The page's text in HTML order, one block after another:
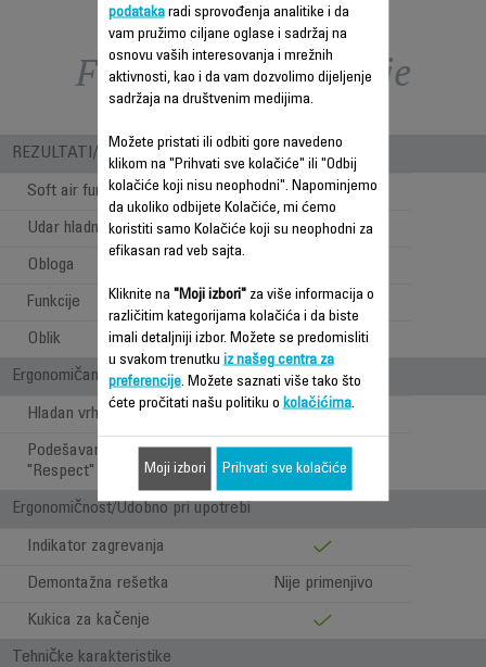
Funkcije – poređenje
REZULTATI/ UPOTREBA
Soft air funkcija Nije primenjivo
Udar hladnog vazduha Nije primenjivo
Obloga
Funkcije Uvijanje kose
Oblik Ovalni
Ergonomičan i štiti kosu
Hladan vrh
Podešavanje temperature
"Respect"
Nije primenjivo
Ergonomičnost/Udobno pri upotrebi
Indikator zagrevanja
Demontažna rešetka Nije primenjivo
Kukica za kačenje
Tehničke karakteristike
podatakaradi sprovođenja analitike i da
vam pružimo ciljane oglase i sadržaj na
osnovu vaših interesovanja i mrežnih
aktivnosti, kao i da vam dozvolimo dijeljenje
sadržaja na društvenim medijima.
Možete pristati ili odbiti gore navedeno
klikom na "Prihvati sve kolačiće" ili "Odbij
kolačiće koji nisu neophodni". Napominjemo
da ukoliko odbijete Kolačiće, mi ćemo
koristiti samo Kolačiće koji su neophodni za
efikasan rad veb sajta.
Kliknite na "Moji izbori"za više informacija o
različitim kategorijama kolačića i da biste
imali detaljniji izbor. Možete se predomisliti
u svakom trenutku iz našeg centra za
preferencije. Možete saznati više tako što
ćete pročitati našu politiku o kolačićima.
Moji izbori Prihvati sve kolačiće